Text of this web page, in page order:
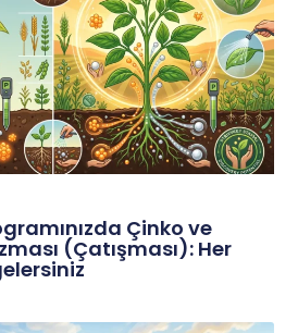
Çinko ve
(Çatışması): Her